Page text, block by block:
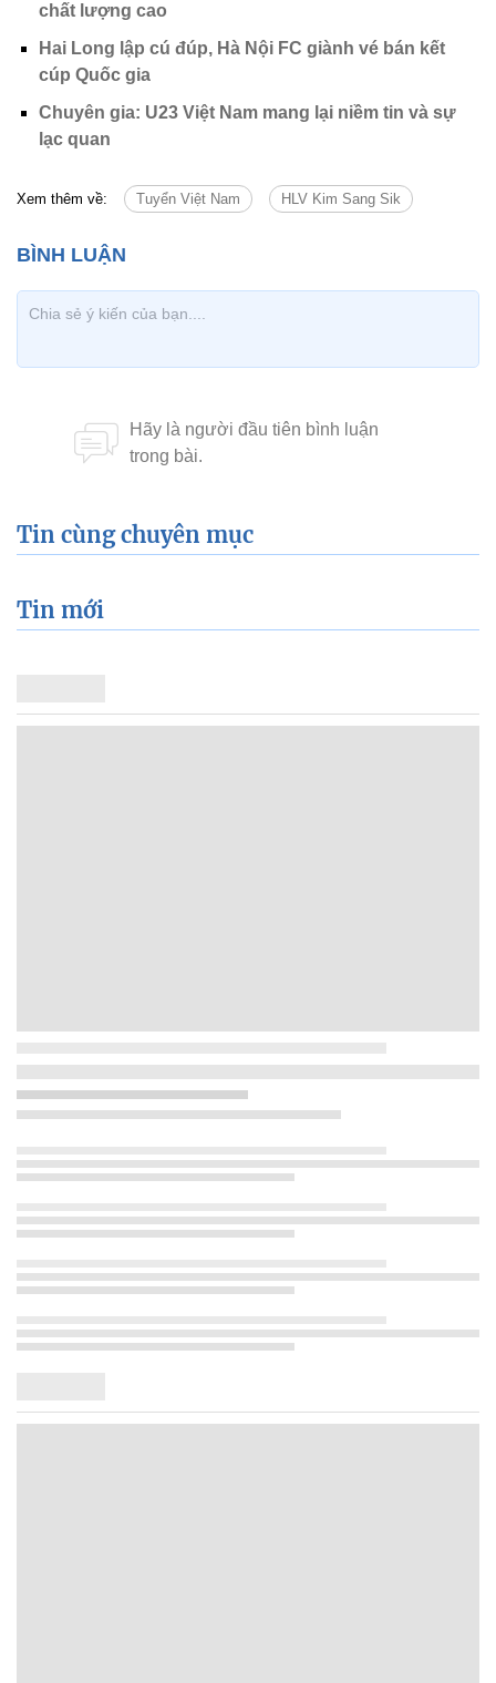
chất lượng cao
Hai Long lập cú đúp, Hà Nội FC giành vé bán kết
cúp Quốc gia
Chuyên gia: U23 Việt Nam mang lại niềm tin và sự
lạc quan
Xem thêm về: Tuyển Việt Nam HLV Kim Sang Sik
Tin cùng chuyên mục
Tin mới